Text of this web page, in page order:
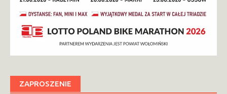
ZAPROSZENIE